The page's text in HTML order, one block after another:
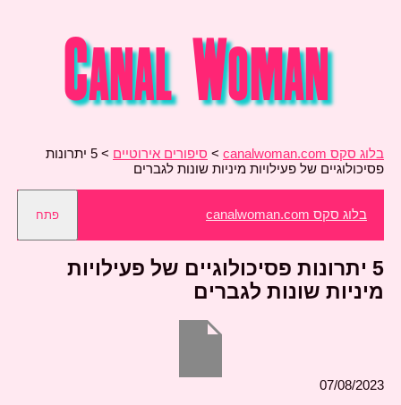
בלוג סקס canalwoman.com > סיפורים אירוטיים >
5 יתרונות
פסיכולוגיים של פעילויות מיניות שונות לגברים
בלוג סקס canalwoman.com פתח
5 יתרונות פסיכולוגיים של פעילויות
מיניות שונות לגברים
07/08/2023